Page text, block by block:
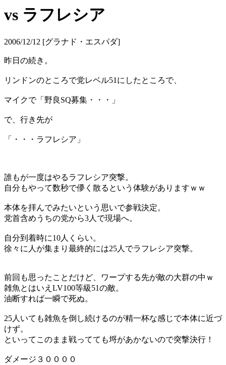
vs ラフレシア
2006/12/12 [グラナド・エスパダ]
昨日の続き。
リンドンのところで党レベル51にしたところで、
マイクで「野良SQ募集・・・」
で、行き先が
「・・・ラフレシア」
誰もが一度はやるラフレシア突撃。
自分もやって数秒で儚く散るという体験がありますｗｗ
本体を拝んでみたいという思いで参戦決定。
党首含めうちの党から3人で現場へ。
自分到着時に10人くらい。
徐々に人が集まり最終的には25人でラフレシア突撃。
前回も思ったことだけど、ワープする先が敵の大群の中ｗ
雑魚とはいえLV100等級51の敵。
油断すれば一瞬で死ぬ。
25人いても雑魚を倒し続けるのが精一杯な感じで本体に近づ
けず。
といってこのまま戦ってても埒があかないので突撃決行！
ダメージ３００００